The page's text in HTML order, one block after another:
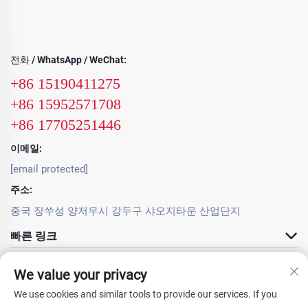
전화 / WhatsApp / WeChat:
+86 15190411275
+86 15952571708
+86 17705251446
이메일:
[email protected]
주소:
중국 장쑤성 양저우시 강두구 샤오지타운 산업단지
빠른 링크
We value your privacy
We use cookies and similar tools to provide our services. If you